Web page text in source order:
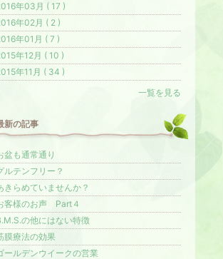
年03月 ( 17 )
年02月 ( 2 )
年01月 ( 7 )
年12月 ( 10 )
年11月 ( 34 )
一覧を見る
新の記事
盆も通常通り
ルテンフリー？
きらめていませんか？
客様のお声 Part４
の他にはない特徴
膜療法の効果
ールデンウイークの営業